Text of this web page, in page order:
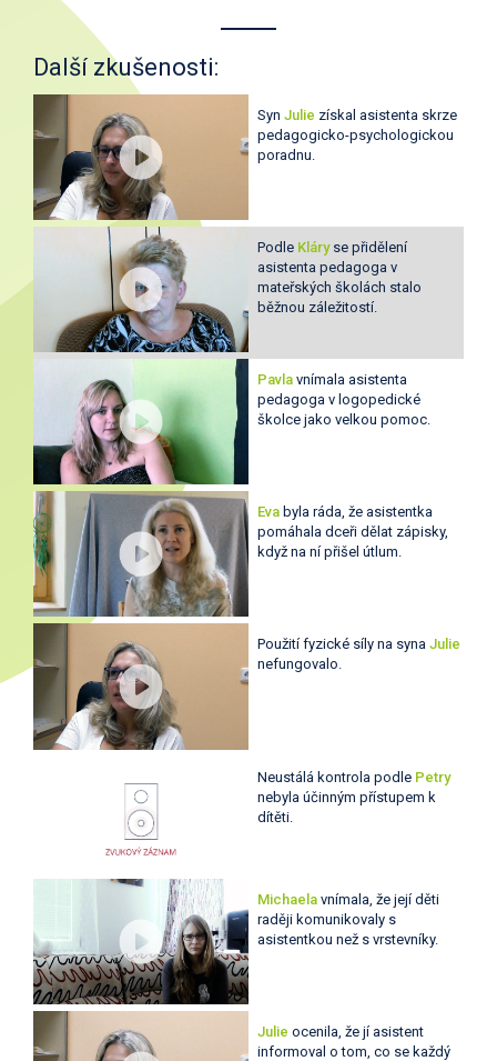
Další zkušenosti:
Syn Julie získal asistenta skrze
pedagogicko-psychologickou
poradnu.
Podle Kláryse přidělení
asistenta pedagoga v
mateřských školách stalo
běžnou záležitostí.
Pavla vnímala asistenta
pedagoga v logopedické
školce jako velkou pomoc.
Eva byla ráda, že asistentka
pomáhala dceři dělat zápisky,
když na ní přišel útlum.
Použití fyzické síly na syna Julie
nefungovalo.
Neustálá kontrola podle Petry
nebyla účinným přístupem k
dítěti.
Michaela vnímala, že její děti
raději komunikovaly s
asistentkou než s vrstevníky.
Julie ocenila, že jí asistent
informoval o tom, co se každý